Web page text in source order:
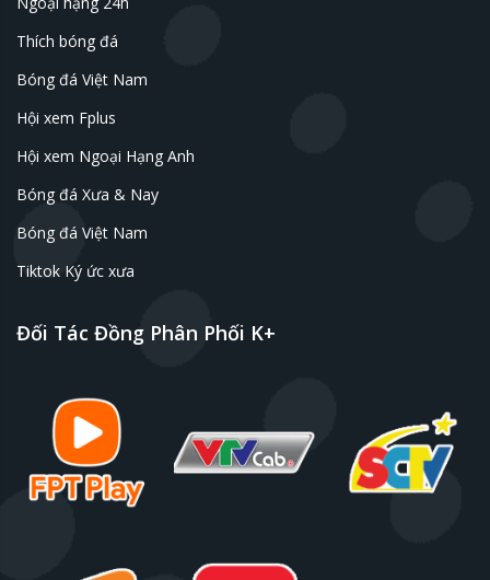
Thích bóng đá
Bóng đá Việt Nam
Hội xem Fplus
Hội xem Ngoại Hạng Anh
Bóng đá Xưa & Nay
Bóng đá Việt Nam
Tiktok Ký ức xưa
Đối Tác Đồng Phân Phối K+